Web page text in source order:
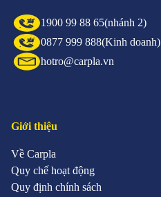
1900 99 88 65(nhánh 2)
0877 999 888(Kinh doanh)
hotro@carpla.vn
Giới thiệu
Về Carpla
Quy chế hoạt động
Quy định chính sách